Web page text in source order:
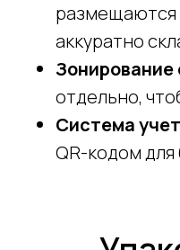
размещаются
аккуратно
Зонирование
отдельно,
Система
QR-кодом для